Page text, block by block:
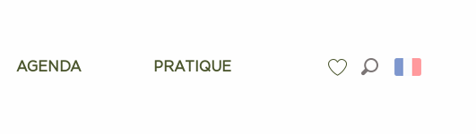
AGENDA PRATIQUE